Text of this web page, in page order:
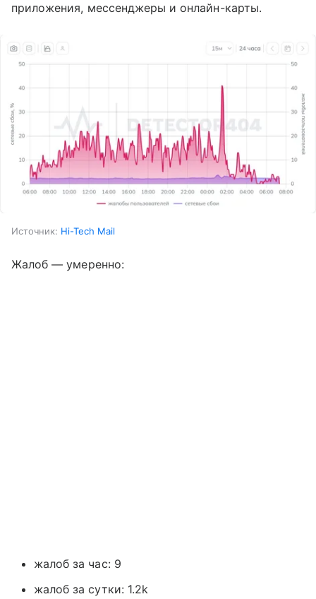
приложения, мессенджеры и онлайн-карты.
Источник: Hi-Tech Mail
Жалоб — умеренно:
жалоб за час: 9
жалоб за сутки: 1.2k